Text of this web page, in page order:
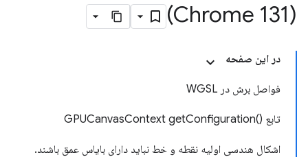
(Chrome 131)
در این صفحه
فواصل برش در WGSL
تابع ()GPUCanvasContext getConfiguration
اشکال هندسی اولیه نقطه و خط نباید دارای بایاس عمق باشند.